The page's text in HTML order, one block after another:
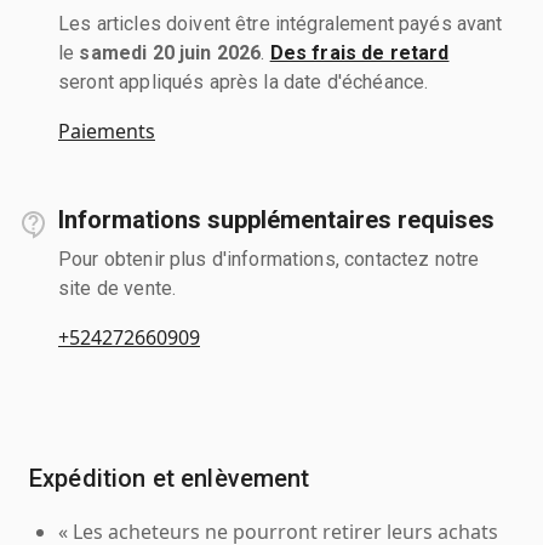
Les articles doivent être intégralement payés avant
le samedi 20 juin 2026 Des frais de retard
seront appliqués après la date d'échéance.
Paiements
Informations supplémentaires requises
Pour obtenir plus d'informations, contactez notre
site de vente.
+524272660909
Expédition et enlèvement
« Les acheteurs ne pourront retirer leurs achats